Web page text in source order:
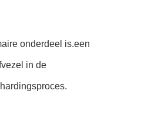
onderdeel is.een
in de